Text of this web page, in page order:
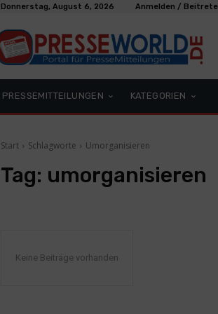
Donnerstag, August 6, 2026 Anmelden /
PRESSEMITTEILUNGEN KATEGORIEN
Start Schlagworte Umorganisieren
Tag: umorganisieren
Keine Beiträge vorhanden